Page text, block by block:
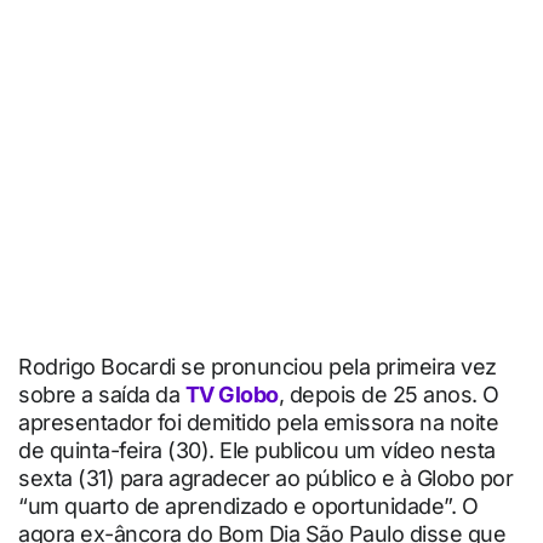
Rodrigo Bocardi se pronunciou pela primeira vez
sobre a saída da TV Globo, depois de 25 anos. O
apresentador foi demitido pela emissora na noite
de quinta-feira (30). Ele publicou um vídeo nesta
sexta (31) para agradecer ao público e à Globo por
“um quarto de aprendizado e oportunidade”. O
agora ex-âncora do Bom Dia São Paulo disse que